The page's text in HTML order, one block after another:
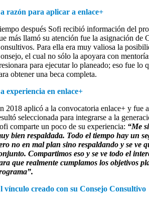
razón para aplicar a enlace+
después Sofi recibió información del
más llamó su atención fue la asignación de
Para ella era muy valiosa la
el cual no sólo la apoyara con
para ejecutar lo planeado; eso fue lo
obtener una beca completa.
experiencia en enlace+
2018 aplicó a la convocatoria enlace+ y fue
seleccionada para integrarse a la
comparte un poco de su experiencia: “Me
bien respaldada. Todo el tiempo hay un
no en mal plan sino respaldando y se ve
Compartimos eso y se ve todo el
que realmente cumplamos los objetivos
vínculo creado con su Consejo Consultivo